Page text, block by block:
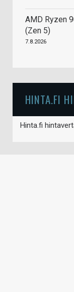
AMD Ryzen
(Zen 5)
7.8.2026
HINTA.FI
Hinta.fi